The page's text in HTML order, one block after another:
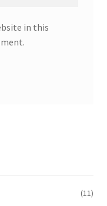
in this
(11)